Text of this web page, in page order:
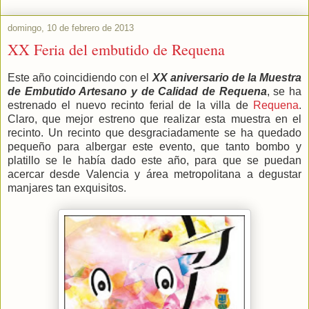
domingo, 10 de febrero de 2013
XX Feria del embutido de Requena
Este año coincidiendo con el XX aniversario de la Muestra
de Embutido Artesano y de Calidad de Requena, se ha
estrenado el nuevo recinto ferial de la villa de Requena.
Claro, que mejor estreno que realizar esta muestra en el
recinto. Un recinto que desgraciadamente se ha quedado
pequeño para albergar este evento, que tanto bombo y
platillo se le había dado este año, para que se puedan
acercar desde Valencia y área metropolitana a degustar
manjares tan exquisitos.